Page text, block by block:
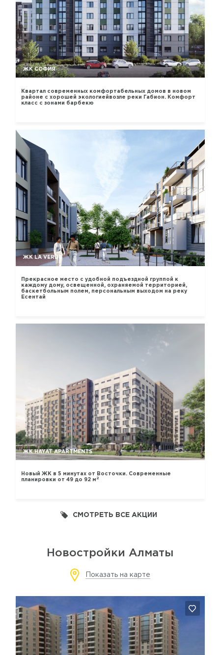
ЖК СОФИЯ
Квартал современных комфортабельных домов в новом
районе с хорошей экологиейвозле реки Габион. Комфорт
класс с зонами барбекю
ЖК LA VERDE
Прекрасное место с удобной подъездной группой к
каждому дому, освещенной, охраняемой территорией,
баскетбольным полем, персональным выходом на реку
Есентай
ЖК HAYAT APARTMENTS
Новый ЖК в 5 минутах от Восточки. Современные
планировки от 49 до 92 м 2
СМОТРЕТЬ ВСЕ АКЦИИ
Новостройки Алматы
Показать на карте